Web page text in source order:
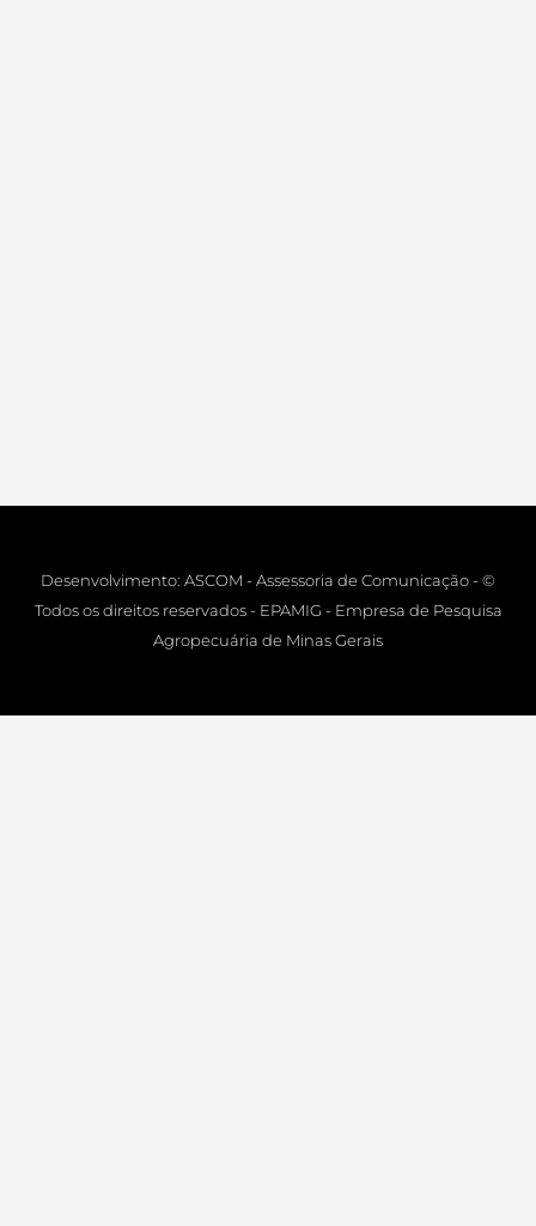
Desenvolvimento: ASCOM - Assessoria de Comunicação - ©
Todos os direitos reservados - EPAMIG - Empresa de Pesquisa
Agropecuária de Minas Gerais